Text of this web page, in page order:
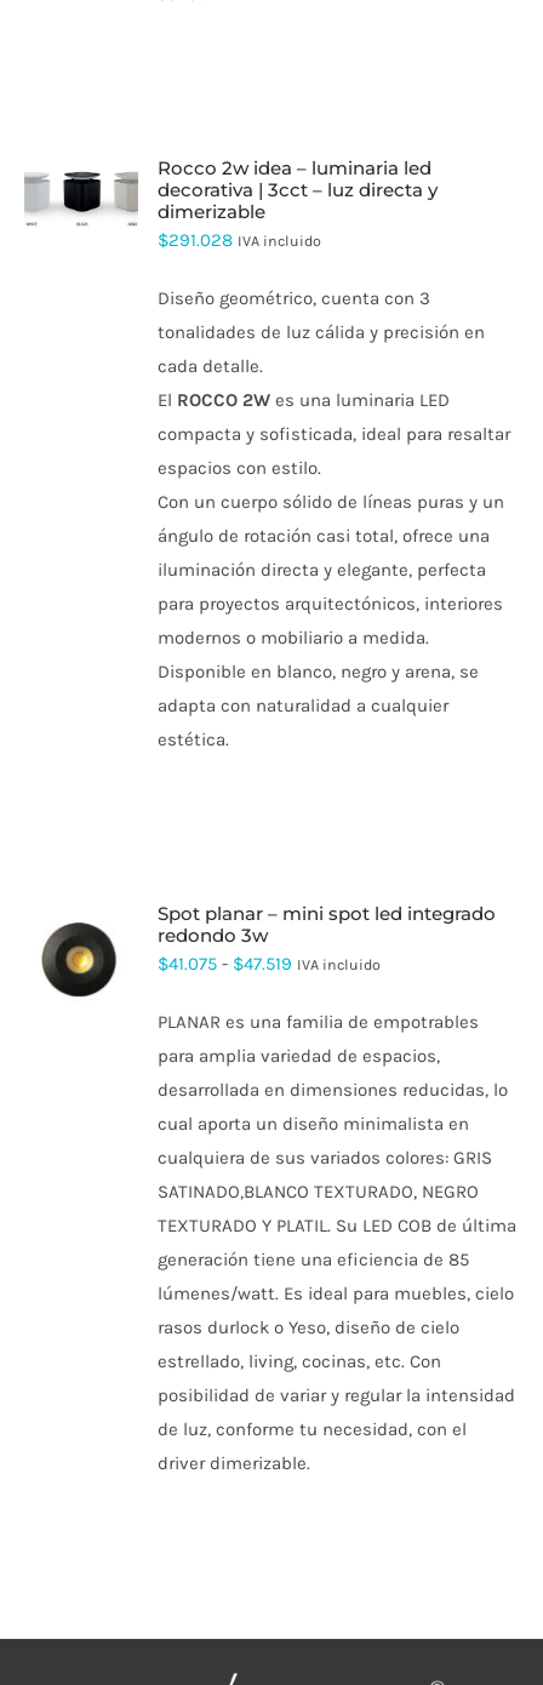
ESTE
PRODUCTO
PRODUCTO
rocco 2w idea – luminaria led
decorativa | 3cct – luz directa y
dimerizable
$291.028 IVA incluido
Diseño geométrico, cuenta con 3
tonalidades de luz cálida y precisión en
cada detalle.
El ROCCO 2W es una luminaria LED
compacta y sofisticada, ideal para resaltar
espacios con estilo.
Con un cuerpo sólido de líneas puras y un
ángulo de rotación casi total, ofrece una
iluminación directa y elegante, perfecta
para proyectos arquitectónicos, interiores
modernos o mobiliario a medida.
Disponible en blanco, negro y arena, se
adapta con naturalidad a cualquier
estética.
ESTE
PRODUCTO
MÚLTIPLES
VARIANTES.
PRODUCTO
spot planar – mini spot led integrado
redondo 3w
$41.075 - $47.519 Rango
precios:
desde
$41.075
hasta
$47.519
IVA incluido
PLANAR es una familia de empotrables
para amplia variedad de espacios,
desarrollada en dimensiones reducidas, lo
cual aporta un diseño minimalista en
cualquiera de sus variados colores: GRIS
SATINADO,BLANCO TEXTURADO, NEGRO
TEXTURADO Y PLATIL. Su LED COB de última
generación tiene una eficiencia de 85
lúmenes/watt. Es ideal para muebles, cielo
rasos durlock o Yeso, diseño de cielo
estrellado, living, cocinas, etc. Con
posibilidad de variar y regular la intensidad
de luz, conforme tu necesidad, con el
driver dimerizable.